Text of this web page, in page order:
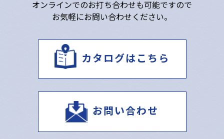
オンラインでのお打ち合わせも可能ですので
お気軽にお問い合わせください。
カタログはこちら
お問い合わせ